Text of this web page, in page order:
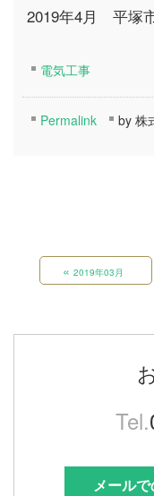
2019年4月 平
電気工事
Permalink by 株
«2019年03月
Tel.
メール